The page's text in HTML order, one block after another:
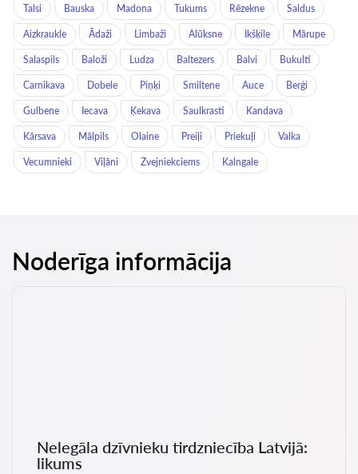
Talsi Bauska Madona Tukums Rēzekne Saldus
Aizkraukle Ādaži Limbaži Alūksne Ikšķile Mārupe
Salaspils Baloži Ludza Baltezers Balvi Bukulti
Carnikava Dobele Piņķi Smiltene Auce Berģi
Gulbene Iecava Ķekava Saulkrasti Kandava
Kārsava Mālpils Olaine Preiļi Priekuļi Valka
Vecumnieki Viļāni Zvejniekciems Kalngale
Noderīga informācija
Nelegāla dzīvnieku tirdzniecība Latvijā:
likums